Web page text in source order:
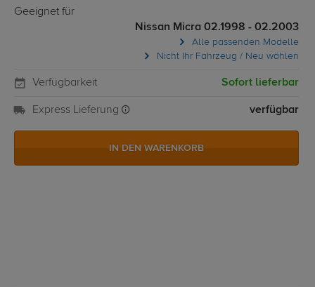
Geeignet für
Nissan Micra 02.1998 - 02.2003
Alle passenden Modelle
Nicht Ihr Fahrzeug / Neu wählen
Verfügbarkeit Sofort lieferbar
Express Lieferung verfügbar
IN DEN WARENKORB